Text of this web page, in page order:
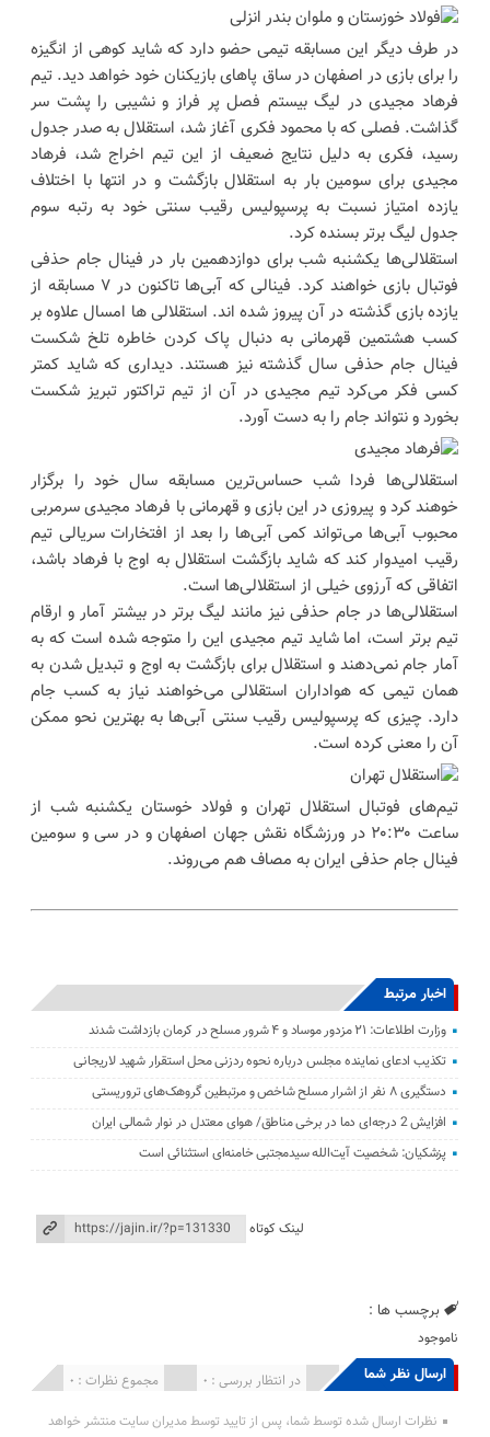
در طرف دیگر این مسابقه تیمی حضو دارد که شاید کوهی از انگیزه
را برای بازی در اصفهان در ساق پا‌های بازیکنان خود خواهد دید. تیم
فرهاد مجیدی در لیگ بیستم فصل پر فراز و نشیبی را پشت سر
گذاشت. فصلی که با محمود فکری آغاز شد، استقلال به صدر جدول
رسید، فکری به دلیل نتایج ضعیف از این تیم اخراج شد، فرهاد
مجیدی برای سومین بار به استقلال بازگشت و در انتها با اختلاف
یازده امتیاز نسبت به پرسپولیس رقیب سنتی خود به رتبه سوم
جدول لیگ برتر بسنده کرد.
استقلالی‌ها یکشنبه شب برای دوازدهمین بار در فینال جام حذفی
فوتبال بازی خواهند کرد. فینالی که آبی‌ها تاکنون در ۷ مسابقه از
یازده بازی گذشته در آن پیروز شده اند. استقلالی ها امسال علاوه بر
کسب هشتمین قهرمانی به دنبال پاک کردن خاطره تلخ شکست
فینال جام حذفی سال گذشته نیز هستند. دیداری که شاید کمتر
کسی فکر می‌کرد تیم مجیدی در آن از تیم تراکتور تبریز شکست
بخورد و نتواند جام را به دست آورد.
استقلالی‌ها فردا شب حساس‌ترین مسابقه سال خود را برگزار
خوهند کرد و پیروزی در این بازی و قهرمانی با فرهاد مجیدی سرمربی
محبوب آبی‌ها می‌تواند کمی آبی‌ها را بعد از افتخارات سریالی تیم
رقیب امیدوار کند که شاید بازگشت استقلال به اوج با فرهاد باشد،
اتفاقی که آرزوی خیلی از استقلالی‌ها است.
استقلالی‌ها در جام حذفی نیز مانند لیگ برتر در بیشتر آمار و ارقام
تیم برتر است، اما شاید تیم مجیدی این را متوجه شده است که به
آمار جام نمی‌دهند و استقلال برای بازگشت به اوج و تبدیل شدن به
همان تیمی که هواداران استقلالی می‌خواهند نیاز به کسب جام
دارد. چیزی که پرسپولیس رقیب سنتی آبی‌ها به بهترین نحو ممکن
آن را معنی کرده است.
تیم‌های فوتبال استقلال تهران و فولاد خوستان یکشنبه شب از
ساعت ۲۰:۳۰ در ورزشگاه نقش جهان اصفهان و در سی و سومین
فینال جام حذفی ایران به مصاف هم می‌روند.
اخبار مرتبط
وزارت اطلاعات: ۲۱ مزدور موساد و ۴ شرور مسلح در کرمان بازداشت شدند
تکذیب ادعای نماینده مجلس درباره نحوه ردزنی محل استقرار شهید لاریجانی
دستگیری ۸ نفر از اشرار مسلح شاخص و مرتبطین گروهک‌های تروریستی
افزایش 2 درجه‌ای دما در برخی مناطق/ هوای معتدل در نوار شمالی ایران
پزشکیان: شخصیت آیت‌الله سیدمجتبی خامنه‌ای استثنائی است
لینک کوتاه
برچسب ها :
ناموجود
ارسال نظر شما مجموع نظرات : 0 در انتظار بررسی : 0 انتشار یافته : 0
نظرات ارسال شده توسط شما، پس از تایید توسط مدیران سایت منتشر خواهد